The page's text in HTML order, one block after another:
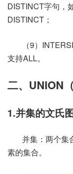
DISTINCT字句，
DISTINCT；
（9）
支持ALL。
二、UNION
1.并集的文氏
并集：两个集
素的集合。